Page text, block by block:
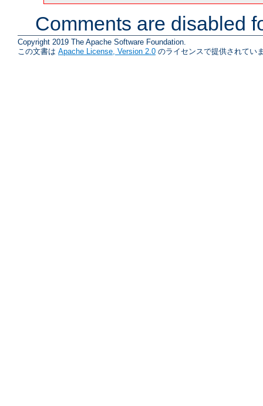
Comments are disabled
Copyright 2019 The Apache Software Foundation.
この文書は Apache License, Version 2.0 のライセンスで提供されてい